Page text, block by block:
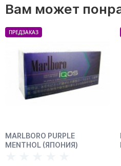
Вам может
MARLBORO TROPICAL
MENTHOL (ЯПОНИЯ)